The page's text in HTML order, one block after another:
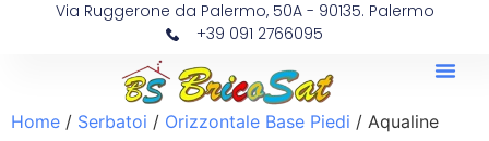
Via Ruggerone da Palermo, 50A - 90135. Palermo
+39 091 2766095
Home / Serbatoi / Orizzontale Base Piedi / Aqualine